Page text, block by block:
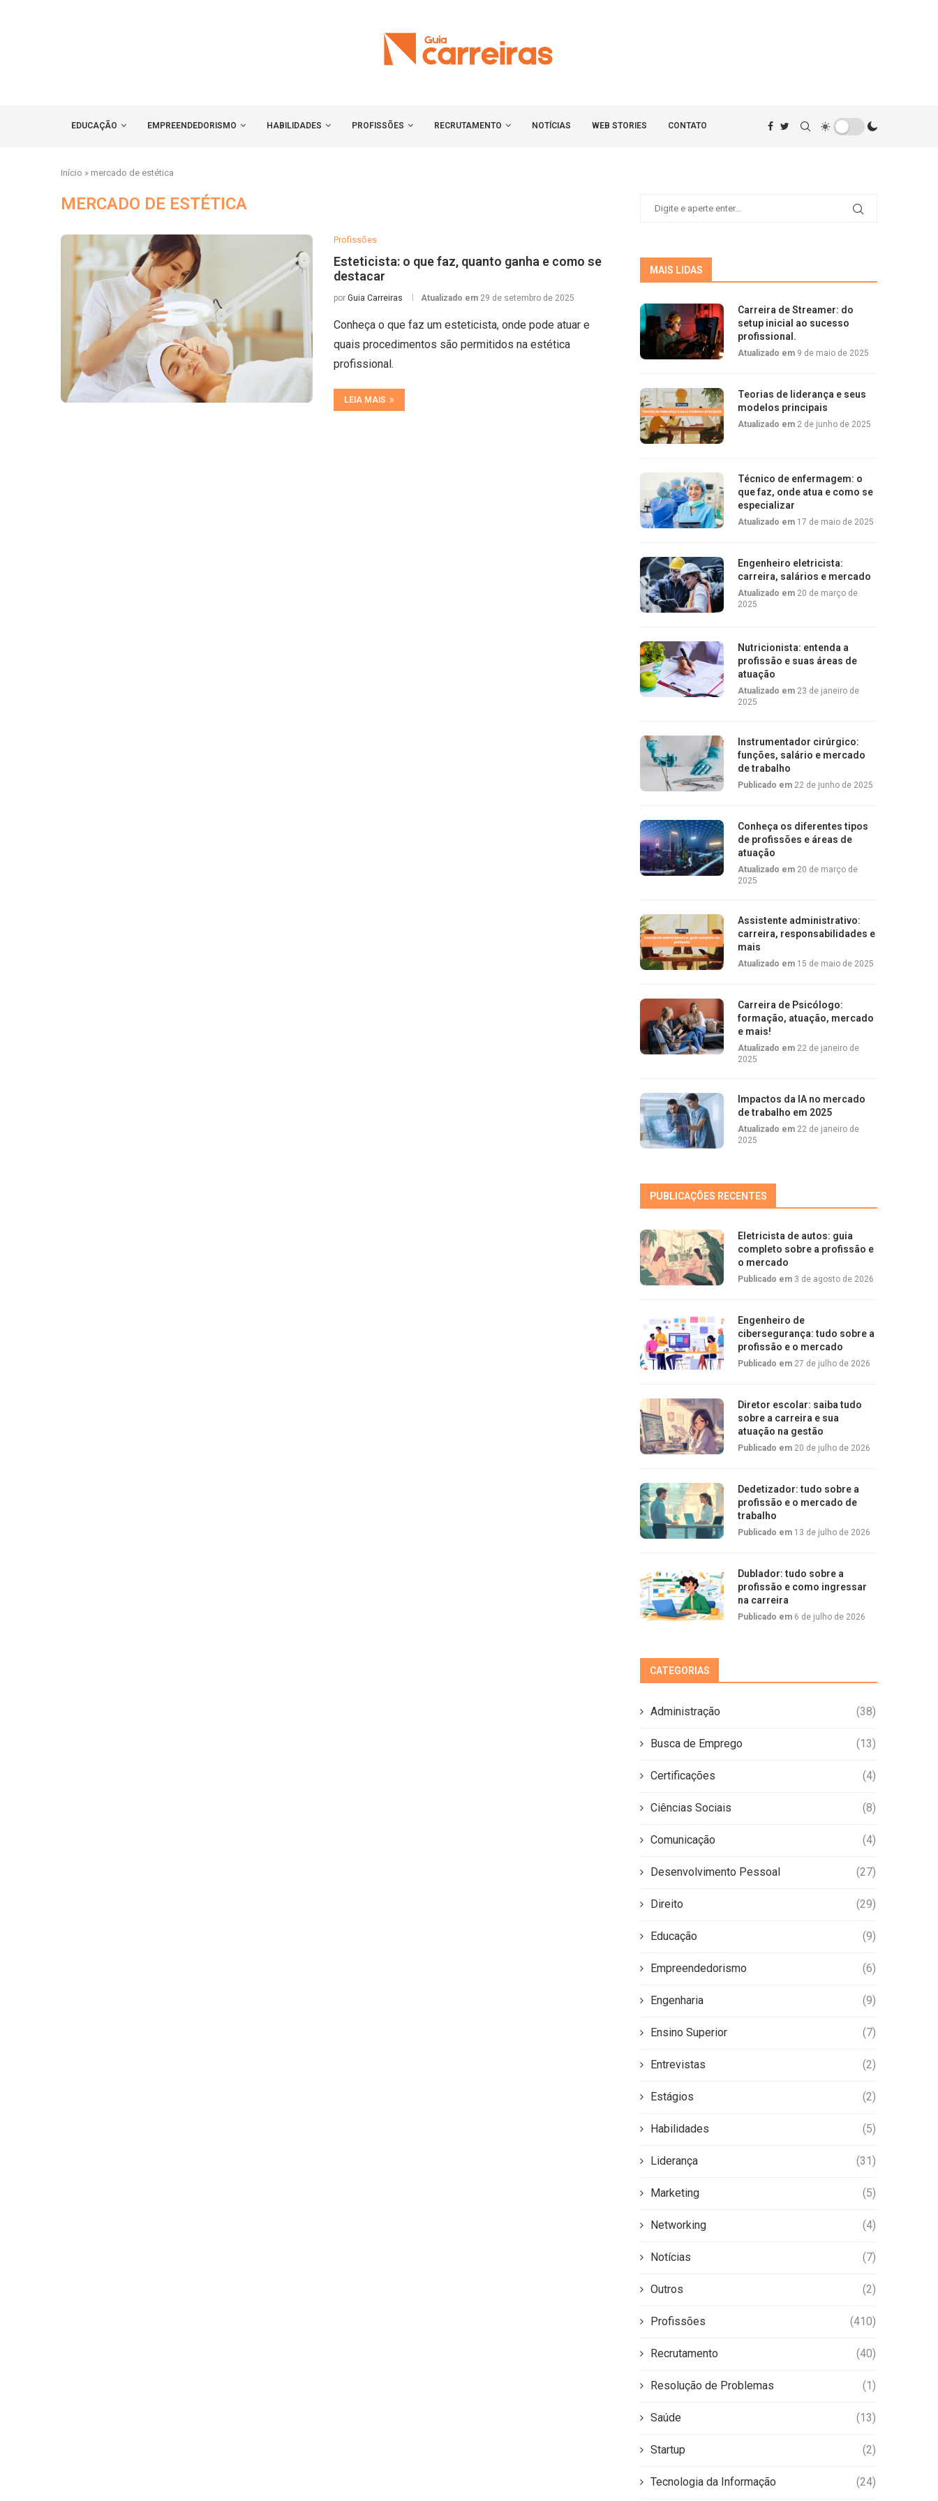
EDUCAÇÃO EMPREENDEDORISMO HABILIDADES PROFISSÕES RECRUTAMENTO NOTÍCIAS WEB STORIES CONTATO
Início » mercado de estética
MERCADO DE ESTÉTICA
Profissões
Esteticista: o que faz, quanto ganha e como se
destacar
por Guia Carreiras Atualizado em 29 de setembro de 2025
Conheça o que faz um esteticista, onde pode atuar e
quais procedimentos são permitidos na estética
profissional.
LEIA MAIS
MAIS LIDAS
Carreira de Streamer: do
setup inicial ao sucesso
profissional.
Atualizado em 9 de maio de 2025
Teorias de liderança e seus
modelos principais
Atualizado em 2 de junho de 2025
Técnico de enfermagem: o
que faz, onde atua e como se
especializar
Atualizado em 17 de maio de 2025
Engenheiro eletricista:
carreira, salários e mercado
Atualizado em 20 de março de
2025
Nutricionista: entenda a
profissão e suas áreas de
atuação
Atualizado em 23 de janeiro de
2025
Instrumentador cirúrgico:
funções, salário e mercado
de trabalho
Publicado em 22 de junho de 2025
Conheça os diferentes tipos
de profissões e áreas de
atuação
Atualizado em 20 de março de
2025
Assistente administrativo:
carreira, responsabilidades e
mais
Atualizado em 15 de maio de 2025
Carreira de Psicólogo:
formação, atuação, mercado
e mais!
Atualizado em 22 de janeiro de
2025
Impactos da IA no mercado
de trabalho em 2025
Atualizado em 22 de janeiro de
2025
PUBLICAÇÕES RECENTES
Eletricista de autos: guia
completo sobre a profissão e
o mercado
Publicado em 3 de agosto de 2026
Engenheiro de
cibersegurança: tudo sobre a
profissão e o mercado
Publicado em 27 de julho de 2026
Diretor escolar: saiba tudo
sobre a carreira e sua
atuação na gestão
Publicado em 20 de julho de 2026
Dedetizador: tudo sobre a
profissão e o mercado de
trabalho
Publicado em 13 de julho de 2026
Dublador: tudo sobre a
profissão e como ingressar
na carreira
Publicado em 6 de julho de 2026
CATEGORIAS
Administração (38)
Busca de Emprego (13)
Certificações (4)
Ciências Sociais (8)
Comunicação (4)
Desenvolvimento Pessoal (27)
Direito (29)
Educação (9)
Empreendedorismo (6)
Engenharia (9)
Ensino Superior (7)
Entrevistas (2)
Estágios (2)
Habilidades (5)
Liderança (31)
Marketing (5)
Networking (4)
Notícias (7)
Outros (2)
Profissões (410)
Recrutamento (40)
Resolução de Problemas (1)
Saúde (13)
Startup (2)
Tecnologia da Informação (24)